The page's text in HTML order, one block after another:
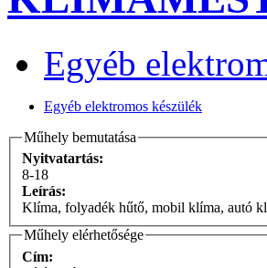
Egyéb
Egyéb elektromos készülék
Műhely bemutatása
Nyitvatartás:
8-18
Leírás:
Klíma, folyadék hűtő, mobil klíma, autó
Műhely elérhetősége
Cím: